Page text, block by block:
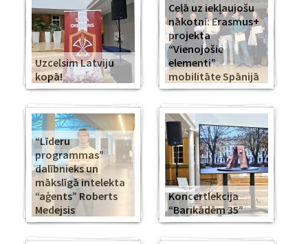
Uzcelsim Latviju
kopā!
Ceļā uz iekļaujošu
nākotni: Erasmus+
projekta
“Vienojošie
elementi”
mobilitāte Spānijā
“Līderu
programmas”
dalībnieks un
mākslīgā intelekta
“aģents” Roberts
Medejsis
Koncertlekcija
“Barikādēm 35”